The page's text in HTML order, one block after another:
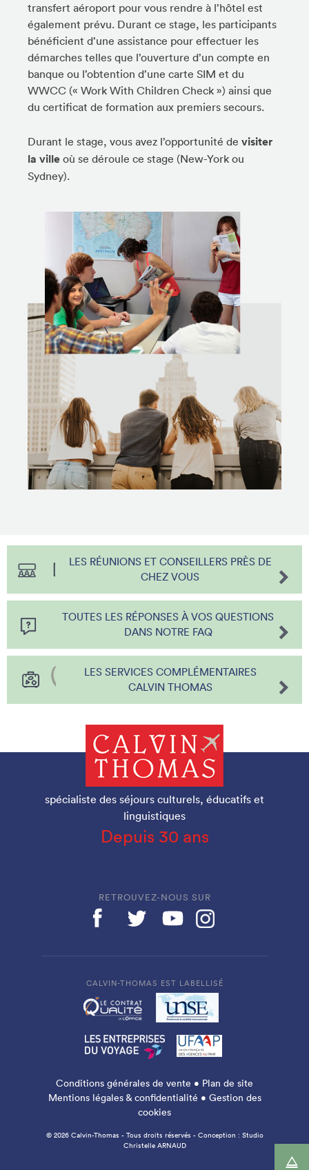
transfert aéroport pour vous rendre à l’hôtel est
également prévu. Durant ce stage, les participants
bénéficient d’une assistance pour effectuer les
démarches telles que l’ouverture d’un compte en
banque ou l’obtention d’une carte SIM et du
WWCC (« Work With Children Check ») ainsi que
du certificat de formation aux premiers secours.
Durant le stage, vous avez l’opportunité de visiter
la ville où se déroule ce stage (New-York ou
Sydney).
LES RÉUNIONS ET CONSEILLERS PRÈS DE
CHEZ VOUS
TOUTES LES RÉPONSES À VOS QUESTIONS
DANS NOTRE FAQ
LES SERVICES COMPLÉMENTAIRES
CALVIN THOMAS
spécialiste des séjours culturels, éducatifs et
linguistiques
Depuis 30 ans
RETROUVEZ-NOUS SUR
CALVIN-THOMAS EST LABELLISÉ
Conditions générales de vente • Plan de site
Mentions légales & confidentialité • Gestion des
cookies
© 2026 Calvin-Thomas - Tous droits réservés - Conception : Studio
Christelle ARNAUD
△